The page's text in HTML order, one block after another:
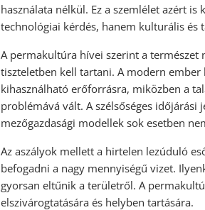
használata nélkül. Ez a szemlélet azért
technológiai kérdés, hanem kulturális és
A permakultúra hívei szerint a
tiszteletben kell tartani. A modern
kihasználható erőforrásra, miközben a
problémává vált. A szélsőséges
mezőgazdasági modellek sok esetben
Az aszályok mellett a hirtelen lezúduló
befogadni a nagy mennyiségű vizet.
gyorsan eltűnik a területről. A
elszivárogtatására és helyben tartására.